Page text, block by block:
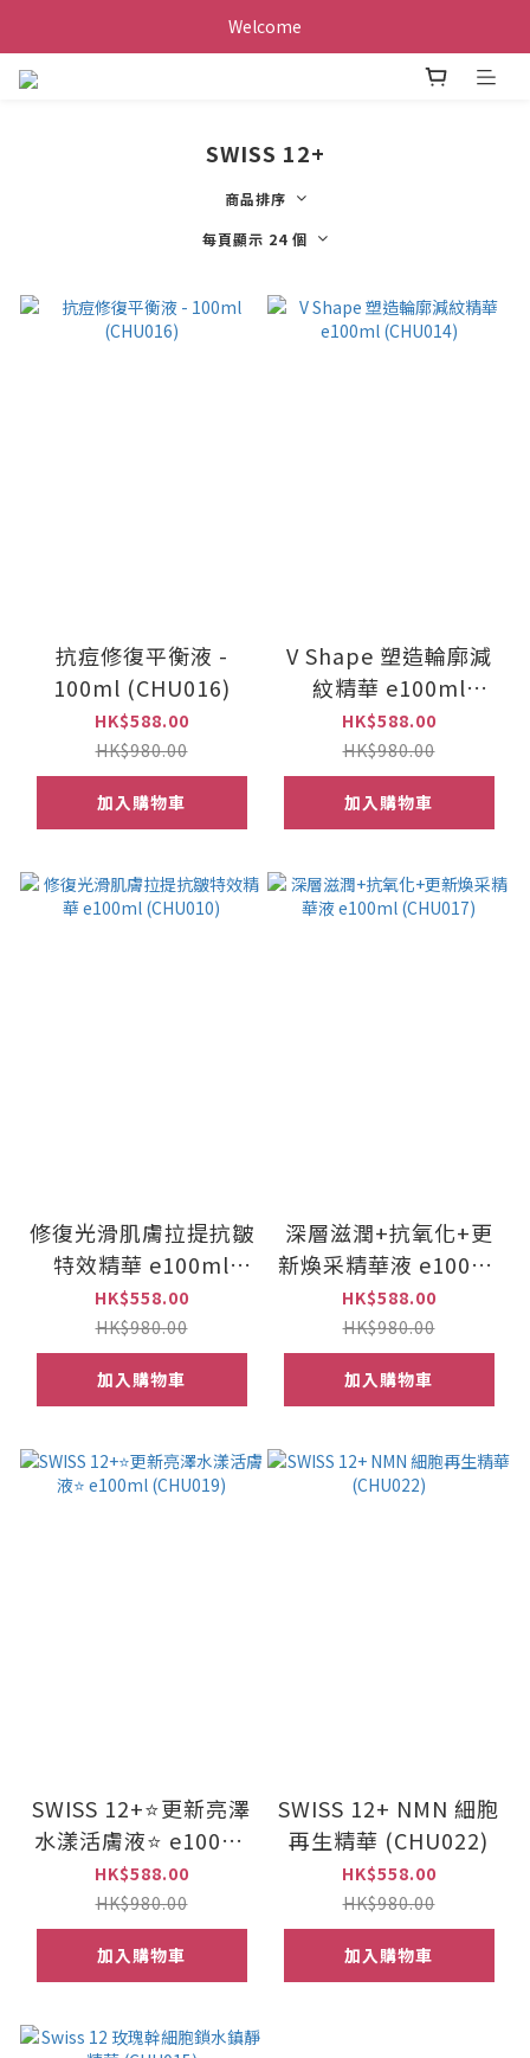
Welcome
SWISS 12+
商品排序
每頁顯示 24 個
抗痘修復平衡液 -
100ml (CHU016)
HK$588.00
HK$980.00
加入購物車
V Shape 塑造輪廓減
紋精華 e100ml
(CHU014)
HK$588.00
HK$980.00
加入購物車
修復光滑肌膚拉提抗皺
特效精華 e100ml
(CHU010)
HK$558.00
HK$980.00
加入購物車
深層滋潤+抗氧化+更
新煥采精華液 e100ml
(CHU017)
HK$588.00
HK$980.00
加入購物車
SWISS 12+⭐更新亮澤
水漾活膚液⭐ e100ml
(CHU019)
HK$588.00
HK$980.00
加入購物車
SWISS 12+ NMN 細胞
再生精華 (CHU022)
HK$558.00
HK$980.00
加入購物車